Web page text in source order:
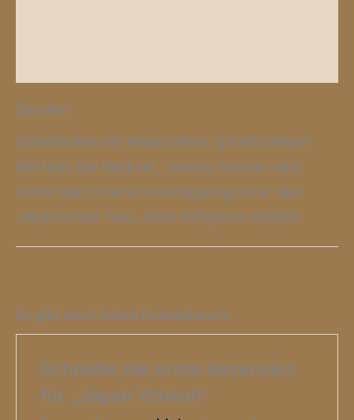
Zutaten:
Schattentee mit eingerollten, spiralförmigen
Blättern, Die Markant, rauchig frische note,
macht den Yonkon so einzigartig unter den
Japanischen Tees. Viele Aufgüsse möglich
Es gibt noch keine Rezensionen.
Schreibe die erste Rezension
für „Japan Yonkon“